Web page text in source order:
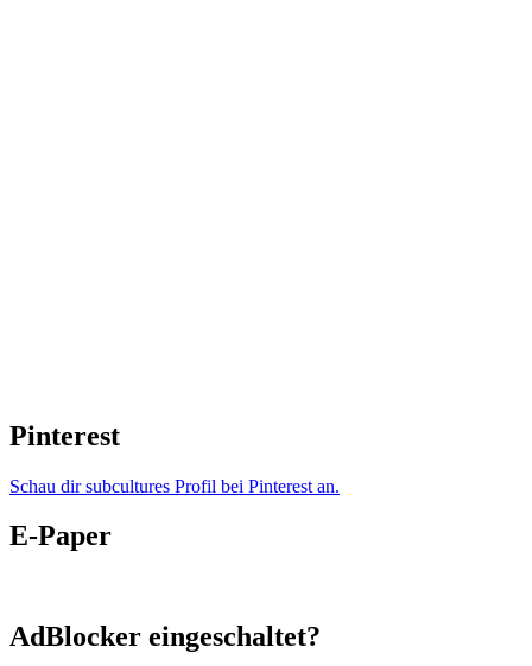
Pinterest
Schau dir subcultures Profil bei Pinterest an.
E-Paper
AdBlocker eingeschaltet?